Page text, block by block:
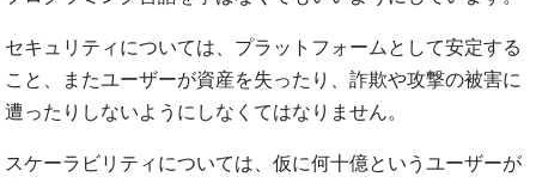
セキュリティについては、プラットフォームとして安定する
こと、またユーザーが資産を失ったり、詐欺や攻撃の被害に
遭ったりしないようにしなくてはなりません。
スケーラビリティについては、仮に何十億というユーザーが